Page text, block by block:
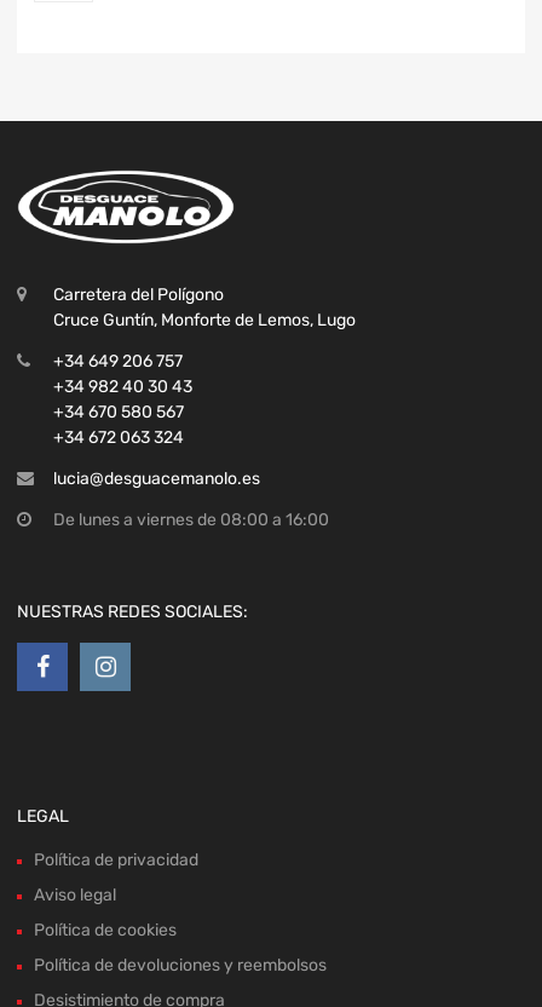
Carretera del Polígono
Cruce Guntín, Monforte de Lemos, Lugo
+34 649 206 757
+34 982 40 30 43
+34 670 580 567
+34 672 063 324
lucia@desguacemanolo.es
De lunes a viernes de 08:00 a 16:00
NUESTRAS REDES SOCIALES:
LEGAL
Política de privacidad
Aviso legal
Política de cookies
Política de devoluciones y reembolsos
Desistimiento de compra